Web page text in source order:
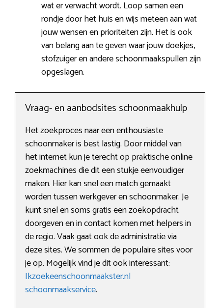
wat er verwacht wordt. Loop samen een
rondje door het huis en wijs meteen aan wat
jouw wensen en prioriteiten zijn. Het is ook
van belang aan te geven waar jouw doekjes,
stofzuiger en andere schoonmaakspullen zijn
opgeslagen.
Vraag- en aanbodsites schoonmaakhulp
Het zoekproces naar een enthousiaste
schoonmaker is best lastig. Door middel van
het internet kun je terecht op praktische online
zoekmachines die dit een stukje eenvoudiger
maken. Hier kan snel een match gemaakt
worden tussen werkgever en schoonmaker. Je
kunt snel en soms gratis een zoekopdracht
doorgeven en in contact komen met helpers in
de regio. Vaak gaat ook de administratie via
deze sites. We sommen de populaire sites voor
je op. Mogelijk vind je dit ook interessant:
Ikzoekeenschoonmaakster.nl
schoonmaakservice.